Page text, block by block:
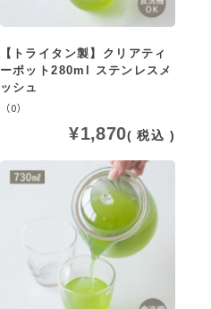
【トライタン製】クリアティ
ーポット280ml ステンレスメ
ッシュ
（0）
¥1,870 税込